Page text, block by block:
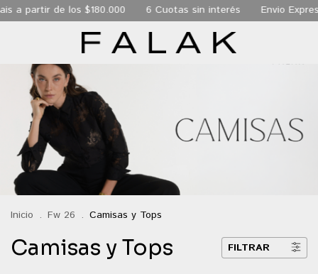
a partir de los $180.000 6 Cuotas sin interés Envio
Inicio . Fw 26 . Camisas y Tops
Camisas y Tops FILTRAR